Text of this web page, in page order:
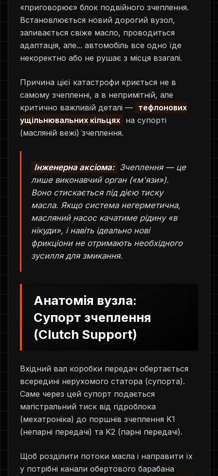
«приговорює» блок подвійного зчеплення.
Встановлюється новий дорогий вузол,
заливається свіже масло, проводиться
адаптація, але... автомобіль все одно їде
некоректно або не рушає з місця взагалі.
Причина цієї катастрофи криється не в
самому зчепленні, а в непримітній, але
критично важливій деталі — тефлонових
ущільнювальних кільцях на супорті
(масляній вежі) зчеплення.
Інженерна аксіома: Зчеплення — це
лише виконавчий орган («м'язи»).
Воно стискається під дією тиску
масла. Якщо система негерметична,
масляний насос качатиме рідину «в
нікуди», і навіть ідеально нові
фрикціони не отримають необхідного
зусилля для змикання.
Анатомія вузла:
Супорт зчеплення
(Clutch Support)
Вхідний вал коробки передач обертається
всередині нерухомого статора (супорта).
Саме через цей супорт подається
магістральний тиск від гідроблока
(мехатроніка) до поршнів зчеплення K1
(непарні передачі) та K2 (парні передачі).
Щоб розділити потоки масла і направити їх
у потрібні канали обертового барабана